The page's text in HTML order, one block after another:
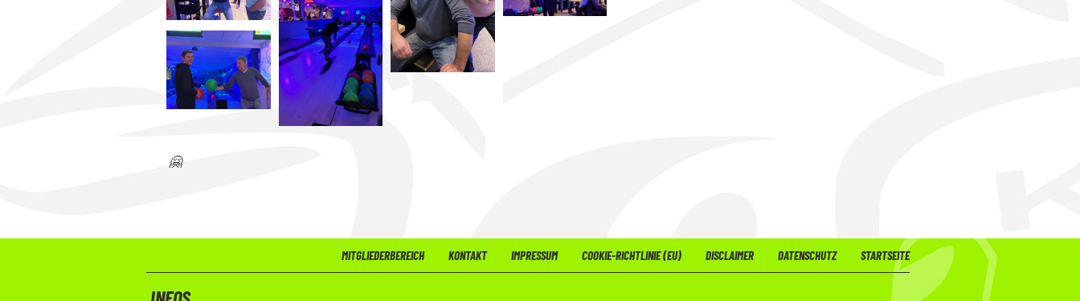
🤗
STARTSEITE
DATENSCHUTZ
DISCLAIMER
COOKIE-RICHTLINIE (EU)
IMPRESSUM
KONTAKT
MITGLIEDERBEREICH